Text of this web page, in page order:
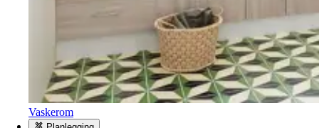
Vaskerom